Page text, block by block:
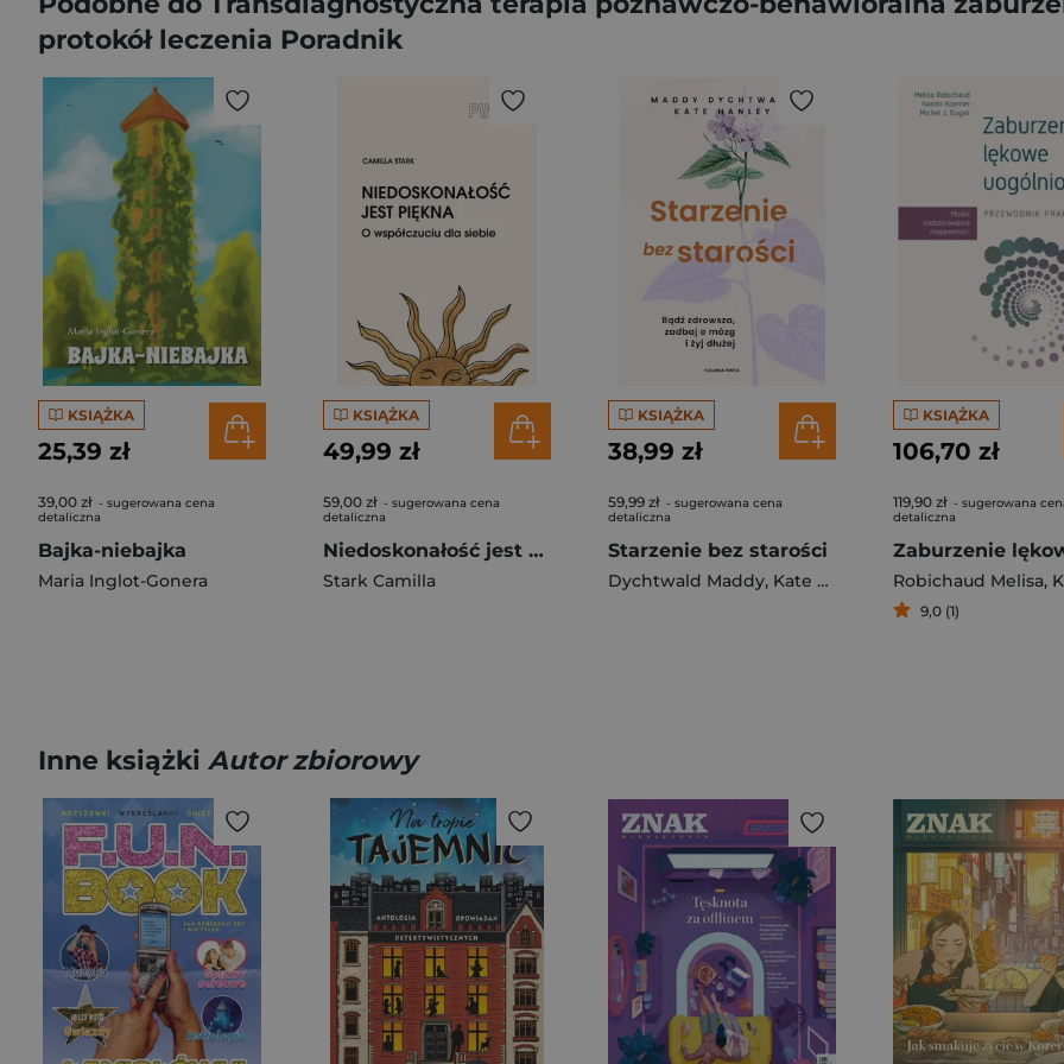
protokół leczenia Poradnik
KSIĄŻKA
25,39 zł
39,00 zł - sugerowana cena
detaliczna
Bajka-niebajka
Maria Inglot-Gonera
KSIĄŻKA
49,99 zł
59,00 zł - sugerowana cena
detaliczna
Niedoskonałość jest piękna
Stark Camilla
KSIĄŻKA
38,99 zł
59,99 zł - sugerowana cena
detaliczna
Starzenie bez starości
Dychtwald Maddy, Kate Hanley
KSIĄŻKA
106,70 zł
119,90 zł - sugerowana
detaliczna
Robichaud Melisa,
9,0 (1)
Inne książki Autor zbiorowy